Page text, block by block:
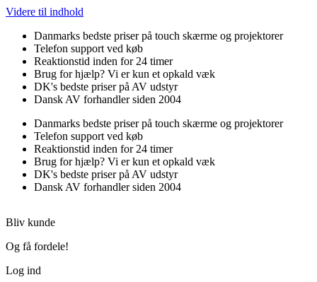
Videre til indhold
Danmarks bedste priser på touch skærme og projektorer
Telefon support ved køb
Reaktionstid inden for 24 timer
Brug for hjælp? Vi er kun et opkald væk
DK's bedste priser på AV udstyr
Dansk AV forhandler siden 2004
Danmarks bedste priser på touch skærme og projektorer
Telefon support ved køb
Reaktionstid inden for 24 timer
Brug for hjælp? Vi er kun et opkald væk
DK's bedste priser på AV udstyr
Dansk AV forhandler siden 2004
Bliv kunde
Og få fordele!
Log ind